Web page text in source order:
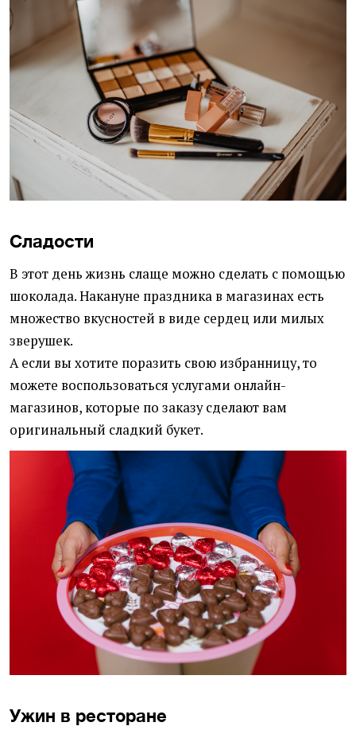
Сладости
В этот день жизнь слаще можно сделать с помощью
шоколада. Накануне праздника в магазинах есть
множество вкусностей в виде сердец или милых
зверушек.
А если вы хотите поразить свою избранницу, то
можете воспользоваться услугами онлайн-
магазинов, которые по заказу сделают вам
оригинальный сладкий букет.
Ужин в ресторане